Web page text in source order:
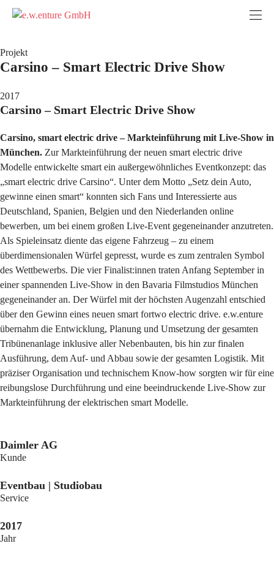
Projekt
Carsino – Smart Electric Drive Show
2017
Carsino – Smart Electric Drive Show
Carsino, smart electric drive – Markteinführung mit Live-Show in
München. Zur Markteinführung der neuen smart electric drive
Modelle entwickelte smart ein außergewöhnliches Eventkonzept: das
„smart electric drive Carsino“. Unter dem Motto „Setz dein Auto,
gewinne einen smart“ konnten sich Fans und Interessierte aus
Deutschland, Spanien, Belgien und den Niederlanden online
bewerben, um bei einem großen Live-Event gegeneinander anzutreten.
Als Spieleinsatz diente das eigene Fahrzeug – zu einem
überdimensionalen Würfel gepresst, wurde es zum zentralen Symbol
des Wettbewerbs. Die vier Finalist:innen traten Anfang September in
einer spannenden Live-Show in den Bavaria Filmstudios München
gegeneinander an. Der Würfel mit der höchsten Augenzahl entschied
über den Gewinn eines neuen smart fortwo electric drive. e.w.enture
übernahm die Entwicklung, Planung und Umsetzung der gesamten
Tribünenanlage inklusive aller Nebenbauten, bis hin zur finalen
Ausführung, dem Auf- und Abbau sowie der gesamten Logistik. Mit
präziser Organisation und technischem Know-how sorgten wir für eine
reibungslose Durchführung und eine beeindruckende Live-Show zur
Markteinführung der elektrischen smart Modelle.
Daimler AG
Kunde
Eventbau | Studiobau
Service
2017
Jahr